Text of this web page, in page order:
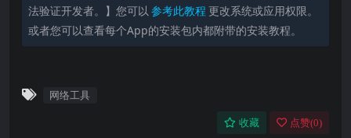
法验证开发者。】您可以 参考此教程 更改系统或应用权限。
或者您可以查看每个App的安装包内都附带的安装教程。
网络工具
收藏 点赞(0)